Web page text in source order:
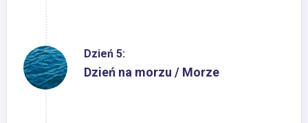
Dzień 5:
Dzień na morzu / Morze